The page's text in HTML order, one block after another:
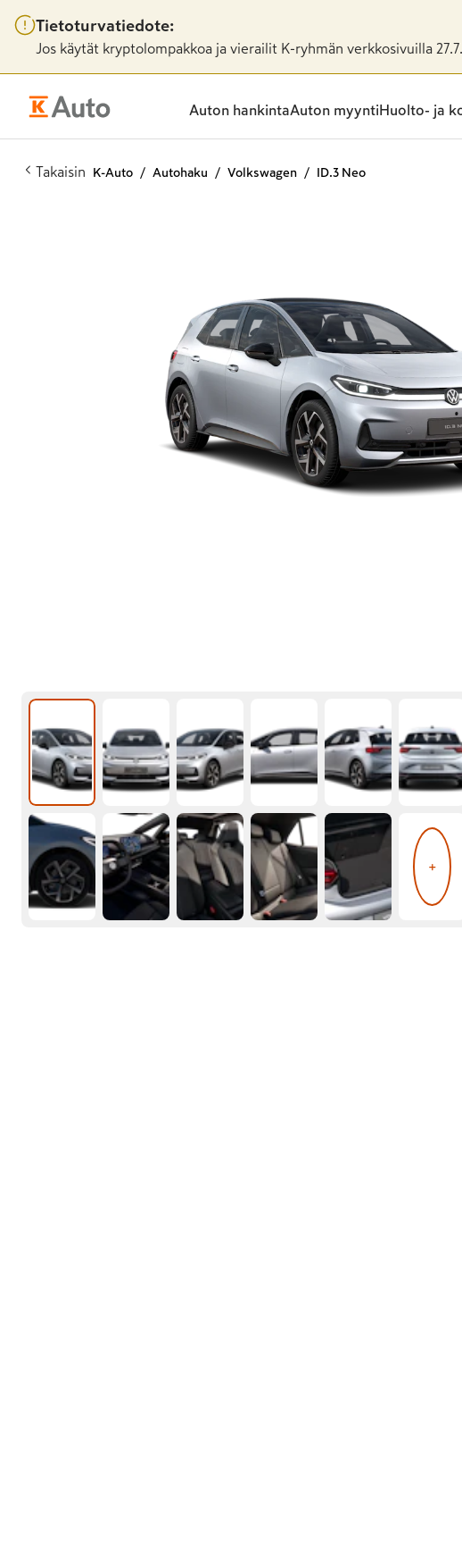
Tietoturvatiedote:
Jos käytät kryptolompakkoa ja vierailit K-ryhmän verkkosivuilla 27.7.,
Auton hankintaAuton myynti Huolto- ja
Takaisin K-Auto Autohaku Volkswagen ID.3 Neo
+